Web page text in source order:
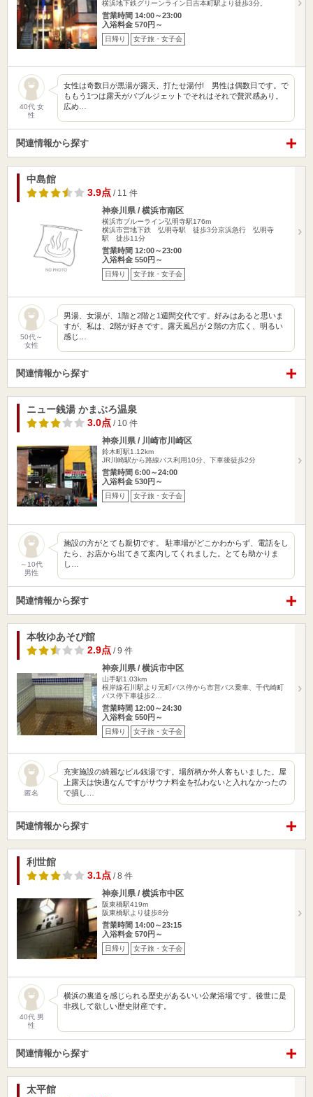
横浜地下鉄グリーンライン日吉本町駅より徒歩3分。
営業時間 14:00～23:00
入浴料金 570円～
日帰り 女子旅・女子会
40代 女
性
女性は奇数日が黒湯が露天、打たせ湯付! 男性は偶数日です。で
ももう1つは露天がバブルジェットでそれはそれで贅沢感あり。
広め…
関連情報から探す
中島館
3.9点 / 11 件
神奈川県 / 横浜市南区
横浜市ブルーライン弘明寺駅176m
横浜市営地下鉄 弘明寺駅 徒歩3分京浜急行 弘明寺
駅 徒歩11分
営業時間 12:00～23:00
入浴料金 550円～
日帰り 女子旅・女子会
50代～
女性
男湯、女湯が、1階と2階と1週間交代です。好みはあると思いま
すが、私は、2階が好きです。露天風呂が２階の方広く、明るい
感じ…
関連情報から探す
ニュー銭湯 かまぶろ温泉
3.0点 / 10 件
神奈川県 / 川崎市川崎区
鈴木町駅1.12km
JR川崎駅から路線バス利用10分、下車後徒歩2分
営業時間 6:00～24:00
入浴料金 530円～
日帰り 女子旅・女子会
～10代
男性
施設の方がとても親切です。 駐車場がどこかわからず、電話をし
たら、お店から出てきて案内してくれました。とても助かりま
し…
関連情報から探す
本牧ゆあそび館
2.9点 / 9 件
神奈川県 / 横浜市中区
山手駅1.03km
根岸線石川駅より元町バス停から市営バス乗車、千代崎町
バス停下車徒歩2…
営業時間 12:00～24:30
入浴料金 550円～
日帰り 女子旅・女子会
匿名
充実施設の綺麗なビル銭湯です。場所柄か外人客もいました。屋
上露天は快適なんですがサウナ料金を払わないと入れなかったの
で損し…
関連情報から探す
利世館
3.1点 / 8 件
神奈川県 / 横浜市中区
阪東橋駅419m
阪東橋駅より徒歩8分
営業時間 14:00～23:15
入浴料金 570円～
日帰り 女子旅・女子会
40代 男
性
横浜の裏道を感じられる歴史があるいい公衆浴場です。後世に是
非残して欲しい歴史財産です。
関連情報から探す
太平館